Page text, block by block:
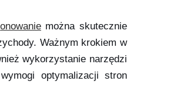
można skutecznie
Ważnym krokiem w
wykorzystanie narzędzi
optymalizacji stron